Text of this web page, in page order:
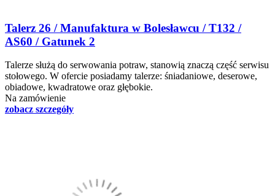
Talerz 26 / Manufaktura w Bolesławcu / T132 /
AS60 / Gatunek 2
Talerze służą do serwowania potraw, stanowią znaczą część serwisu
stołowego. W ofercie posiadamy talerze: śniadaniowe, deserowe,
obiadowe, kwadratowe oraz głębokie.
Na zamówienie
zobacz szczegóły